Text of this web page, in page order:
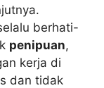
berhati-
penipuan,
kerja di
dan tidak